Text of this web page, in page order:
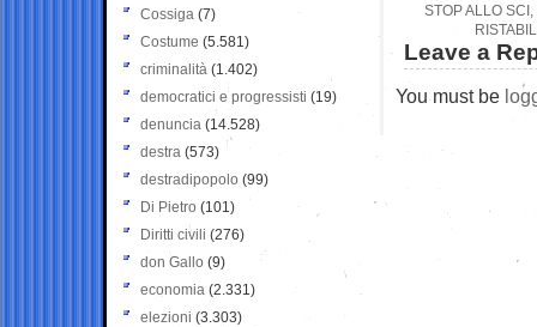
STOP ALLO
Leave a
You must be
Cossiga (7)
Costume (5.581)
criminalità (1.402)
democratici e progressisti (19)
denuncia (14.528)
destra (573)
destradipopolo (99)
Di Pietro (101)
Diritti civili (276)
don Gallo (9)
economia (2.331)
elezioni (3.303)